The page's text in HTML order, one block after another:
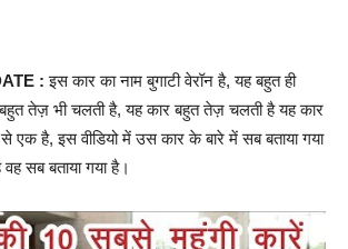
:इस कार का नाम बुगाटी वेरॉन है, यह बहुत ही
तेज़ भी चलती है, यह कार बहुत तेज़ चलती है यह कार
से एक है, इस वीडियो में उस कार के बारे में सब बताया गया
सब बताया गया है।